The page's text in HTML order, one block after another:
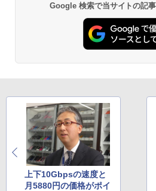
Google 検索で当サイトの記
上下10Gbpsの速度と
月5880円の価格がポイ